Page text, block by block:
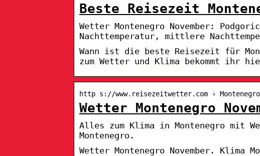
Beste Reisezeit
Wetter Montenegro November:
Nachttemperatur, mittlere
Wann ist die beste Reisezeit für
zum Wetter und Klima bekommt ihr
http s://www.reisezeitwetter.com › Montenegro
Wetter Montenegro
Alles zum Klima in Montenegro mit
Montenegro.
Wetter Montenegro November. Klima